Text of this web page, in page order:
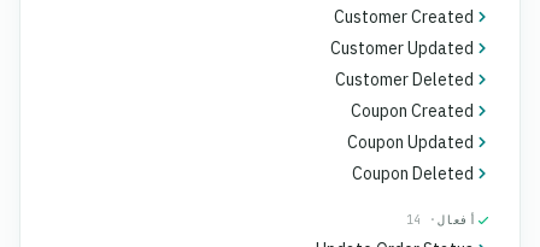
Customer Created
Customer Updated
Customer Deleted
Coupon Created
Coupon Updated
Coupon Deleted
أفعال · 14